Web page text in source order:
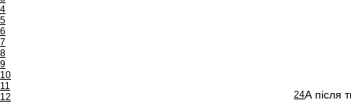
4
5
6
7
8
9
10
11
12
24А після